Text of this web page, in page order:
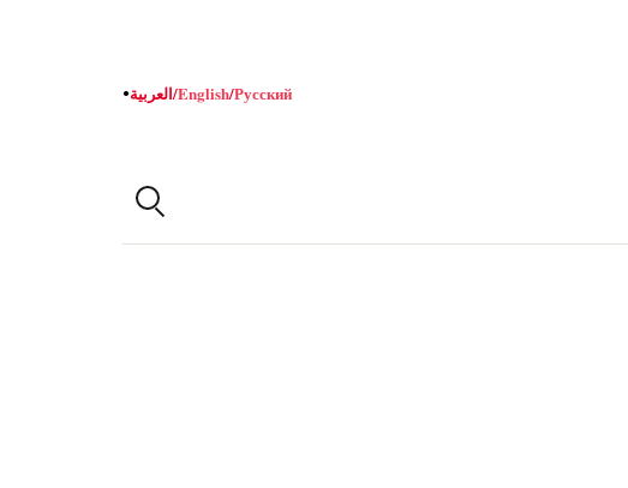
Русский
/
English
/العربية●